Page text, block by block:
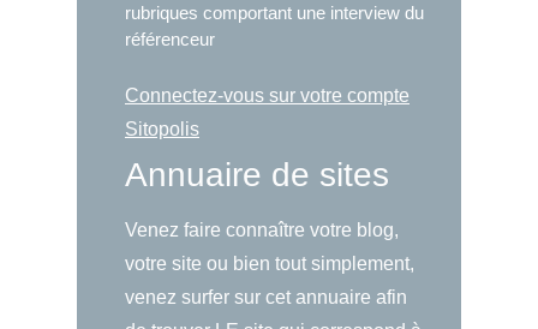
rubriques comportant une interview du
référenceur
Connectez-vous sur votre compte
Sitopolis
Annuaire de sites
Venez faire connaître votre blog,
votre site ou bien tout simplement,
venez surfer sur cet annuaire afin